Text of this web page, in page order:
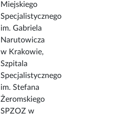
Miejskiego
Specjalistycznego
im. Gabriela
Narutowicza
w Krakowie,
Szpitala
Specjalistycznego
im. Stefana
Żeromskiego
SPZOZ w